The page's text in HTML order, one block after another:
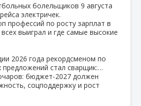
болельщиков 9 августа
электричек.
профессий по росту зарплат в
выиграл и где самые высокие
2026 года рекордсменом по
предложений стал сварщик:…
бюджет‑2027 должен
соцподдержку и рост